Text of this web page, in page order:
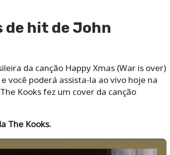
de hit de John
da canção Happy Xmas (War is over)
você poderá assista-la ao vivo hoje na
Kooks fez um cover da canção
The Kooks.